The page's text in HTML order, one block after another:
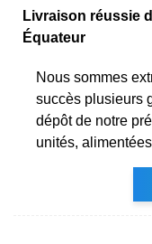
Livraison réussie
Équateur
Nous sommes
succès plusieurs
dépôt de notre
unités,